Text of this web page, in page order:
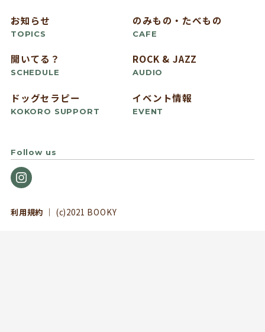
お知らせ
TOPICS
のみもの・たべもの
CAFE
開いてる？
SCHEDULE
ROCK & JAZZ
AUDIO
ドッグセラピー
KOKORO SUPPORT
イベント情報
EVENT
Follow us
利用規約 ｜ (c)2021 BOOKY